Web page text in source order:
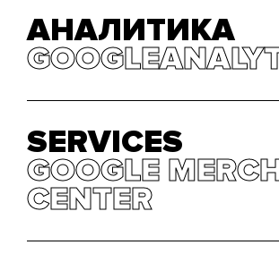
АНАЛИТИКА
SERVICES
GOOGLE
CENTER
GOOGLE
CENTER